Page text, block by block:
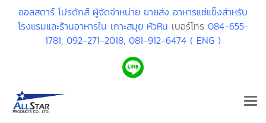
ออลสตาร์ โปรดักส์ ผู้จัดจำหน่าย ขายส่ง อาหารแช่แข็งสำหรับ
โรงแรมและร้านอาหารใน เกาะสมุย หัวหิน เบอร์โทร 084-655-
1781, 092-271-2018, 081-912-6474 ( ENG )